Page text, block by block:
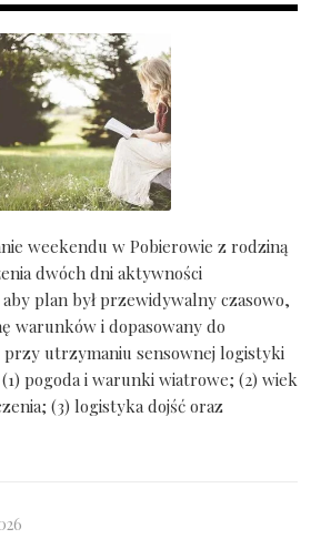
weekendu w Pobierowie z rodziną
dwóch dni aktywności
plan był przewidywalny czasowo,
warunków i dopasowany do
przy utrzymaniu sensownej logistyki
pogoda i warunki wiatrowe; (2) wiek
(3) logistyka dojść oraz